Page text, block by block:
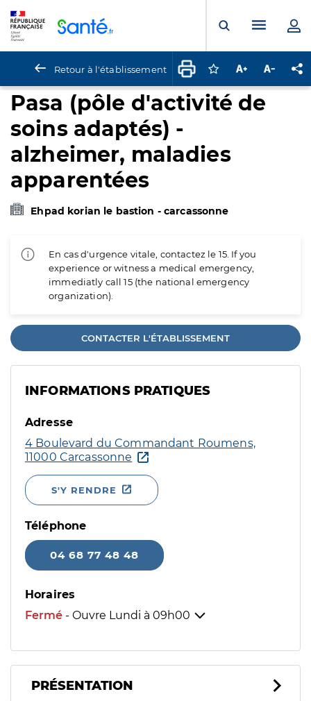
Ouvrir laMenu
Retour à l'établissement Connectez-vous
Augmenter la
Pasa (pôle d'activité de
soins adaptés) -
alzheimer, maladies
apparentées
Ehpad korian le bastion - carcassonne
En cas d'urgence vitale, contactez le 15. If you
experience or witness a medical emergency,
immediatly call 15 (the national emergency
organization).
CONTACTER L'ÉTABLISSEMENT
INFORMATIONS PRATIQUES
Adresse
4 Boulevard du Commandant Roumens,
11000 Carcassonne
S'Y RENDRE
Téléphone
04 68 77 48 48
Horaires
Fermé - Ouvre Lundi à 09h00
PRÉSENTATION